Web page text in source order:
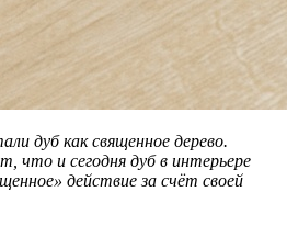
дуб как священное дерево.
что и сегодня дуб в интерьере
действие за счёт своей